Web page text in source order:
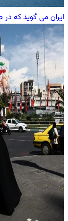
ایران می گوید که